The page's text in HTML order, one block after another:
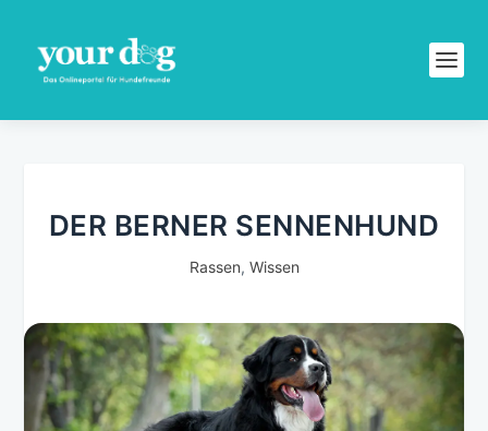
DER BERNER SENNENHUND
Rassen, Wissen